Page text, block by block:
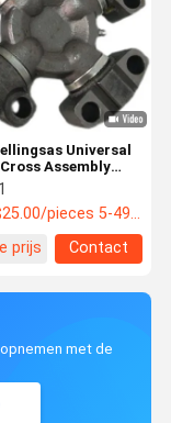
Universal
Assembly
bussen PN
/ G5-7126X
1
pieces 5-49 pieces
prijs
Contact
met de